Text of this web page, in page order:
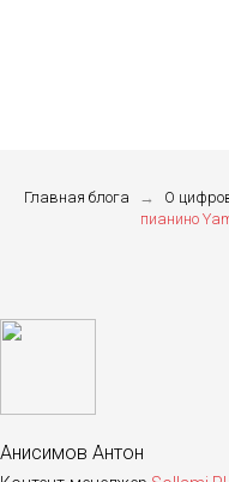
Главная блога → О
пианино
Анисимов Антон